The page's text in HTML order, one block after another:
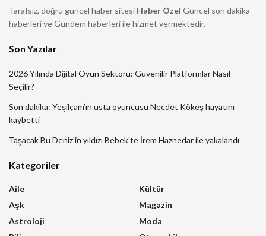
Tarafsız, doğru güncel haber sitesi Haber Özel Güncel son dakika
haberleri ve Gündem haberleri ile hizmet vermektedir.
Son Yazılar
2026 Yılında Dijital Oyun Sektörü: Güvenilir Platformlar Nasıl
Seçilir?
Son dakika: Yeşilçam’ın usta oyuncusu Necdet Kökeş hayatını
kaybetti
Taşacak Bu Deniz’in yıldızı Bebek’te İrem Haznedar ile yakalandı
Kategoriler
Aile
Aşk
Astroloji
Kültür
Magazin
Moda